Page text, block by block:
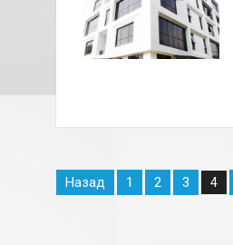
Назад 1 2 3 4